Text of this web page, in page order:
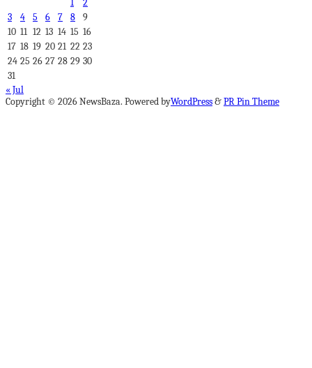
3
4 5 6 7 8
9
10 11 12 13 14 15 16
17 18 19 20 21 22 23
24 25 26 27 28 29 30
31
« Jul
Copyright © 2026 NewsBaza. Powered byWordPress&PR Pin Theme